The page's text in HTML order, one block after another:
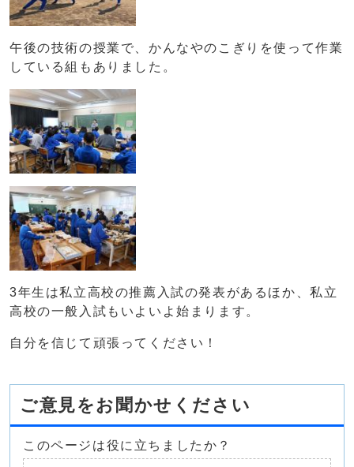
午後の技術の授業で、かんなやのこぎりを使って作業
している組もありました。
3年生は私立高校の推薦入試の発表があるほか、私立
高校の一般入試もいよいよ始まります。
自分を信じて頑張ってください！
ご意見をお聞かせください
このページは役に立ちましたか？